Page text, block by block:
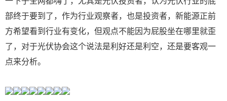
部终于要到了，作为行业观察者，也是投资者，新能源正前
方希望看到行业有变化，但观点不能因为屁股坐在哪里就歪
了，对于光伏协会这个说法是利好还是利空，还是要客观一
点来分析。